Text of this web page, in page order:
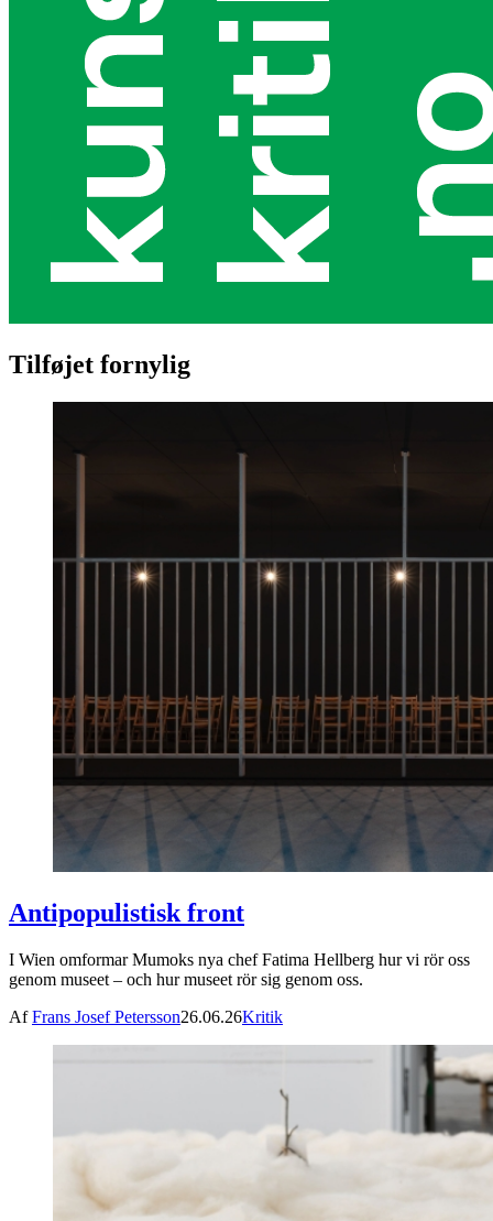
Tilføjet fornylig
Antipopulistisk front
I Wien omformar Mumoks nya chef Fatima Hellberg hur vi rör oss
genom museet – och hur museet rör sig genom oss.
AfFrans Josef Petersson26.06.26Kritik